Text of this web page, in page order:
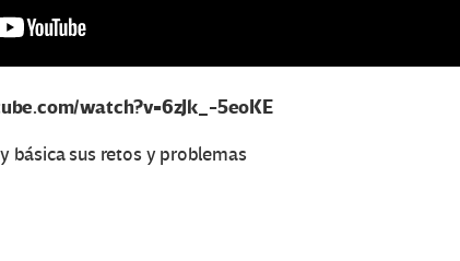
watch?v=6zJk_-5eoKE
básica sus retos y problemas